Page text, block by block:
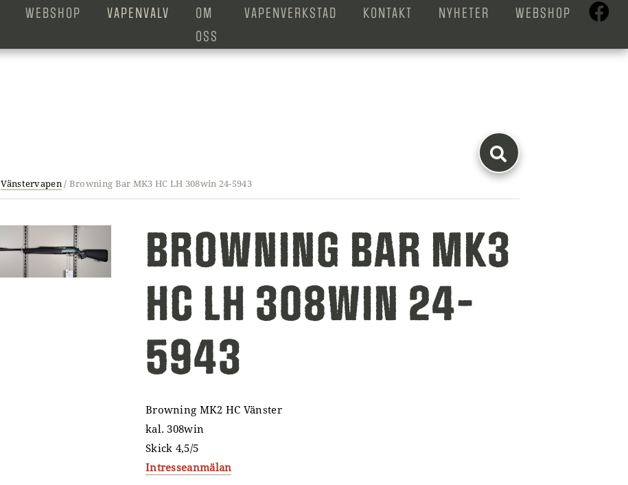
WEBSHOP VAPENVALV
OM
OSS
VAPENVERKSTAD KONTAKT NYHETER WEBSHOP
Vänstervapen / Browning Bar MK3 HC LH 308win 24-5943
BROWNING BAR MK3
HC LH 308WIN 24-
5943
Browning MK2 HC Vänster
kal. 308win
Skick 4,5/5
Intresseanmälan